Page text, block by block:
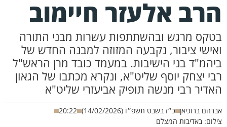
אלעזר חיימוב
מרגש ובהשתתפות עשרות מבני התורה
ציבור, נקבעה המזוזה למבנה החדש של
בני הישיבות. במעמד כובד מרן הראש"ל
יצחק יוסף שליט"א, ונקרא מכתבו של הגאון
רבי מנשה תופיק אביעזרי שליט"א
ברוכיאן כ״ז בשבט תשפ״ו (14/02/2026)
20:22
באדיבות המצלם